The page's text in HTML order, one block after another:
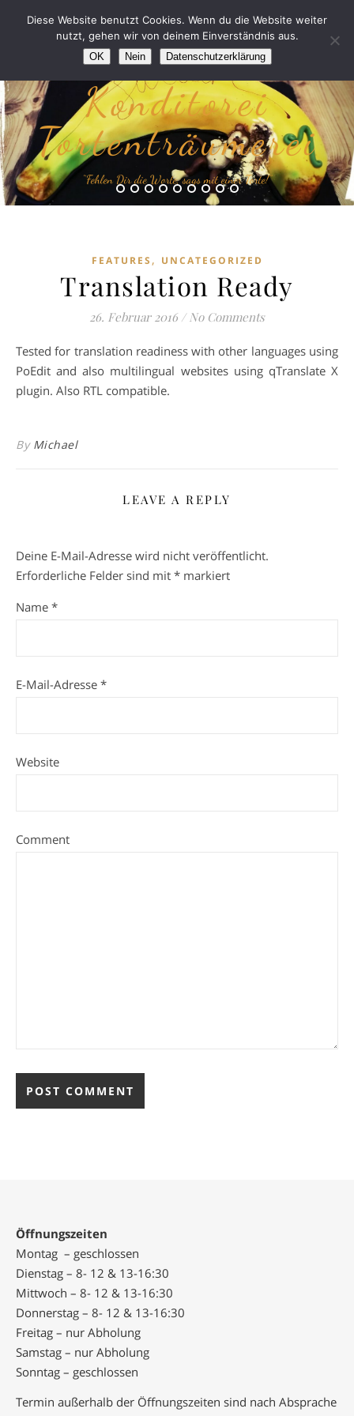
Konditorei
Tortenträumerei
“Fehlen Dir die Worte, sags mit einer Torte!”
FEATURES , UNCATEGORIZED
Translation Ready
26. Februar 2016 / No Comments
Tested for translation readiness with other languages using
PoEdit and also multilingual websites using qTranslate X
plugin. Also RTL compatible.
By Michael
LEAVE A REPLY
Deine E-Mail-Adresse wird nicht veröffentlicht.
Erforderliche Felder sind mit * markiert
Name *
E-Mail-Adresse *
Website
Comment
Öffnungszeiten
Montag – geschlossen
Dienstag – 8- 12 & 13-16:30
Mittwoch – 8- 12 & 13-16:30
Donnerstag – 8- 12 & 13-16:30
Freitag – nur Abholung
Samstag – nur Abholung
Sonntag – geschlossen
Termin außerhalb der Öffnungszeiten sind nach Absprache
Diese Website benutzt Cookies. Wenn du die Website weiter
nutzt, gehen wir von deinem Einverständnis aus.
OK Nein Datenschutzerklärung